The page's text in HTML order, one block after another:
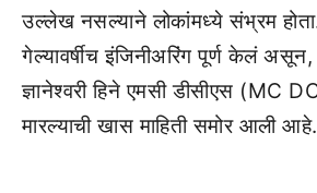
उल्लेख नसल्याने लोकांमध्ये संभ्रम होता.
गेल्यावर्षीच इंजिनीअरिंग पूर्ण केलं असून,
ज्ञानेश्वरी हिने एमसी डीसीएस (MC
मारल्याची खास माहिती समोर आली आहे.